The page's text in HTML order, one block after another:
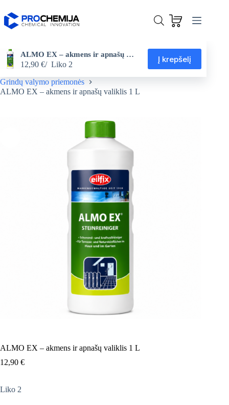
content
ALMO EX – akmens ir apnašų valiklis 1 L
12,90 € Liko 2
Į krepšelį
Pagrindinis
Grindų valymo priemonės
ALMO EX – akmens ir apnašų valiklis 1 L
ALMO EX – akmens ir apnašų valiklis 1 L
12,90 €
Liko 2